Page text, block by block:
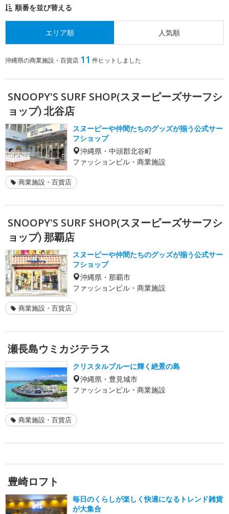
順番を並び替える
エリア順 人気順
沖縄県の商業施設・百貨店 11 件ヒットしました
SNOOPY'S SURF SHOP(スヌーピーズサーフシ
ョップ) 北谷店
スヌーピーや仲間たちのグッズが揃う公式サー
フショップ
沖縄県・中頭郡北谷町
ファッションビル・商業施設
商業施設・百貨店
SNOOPY'S SURF SHOP(スヌーピーズサーフシ
ョップ) 那覇店
スヌーピーや仲間たちのグッズが揃う公式サー
フショップ
沖縄県・那覇市
ファッションビル・商業施設
商業施設・百貨店
瀬長島ウミカジテラス
クリスタルブルーに輝く絶景の島
沖縄県・豊見城市
ファッションビル・商業施設
商業施設・百貨店
豊崎ロフト
毎日のくらしが楽しく快適になるトレンド雑貨
が大集合